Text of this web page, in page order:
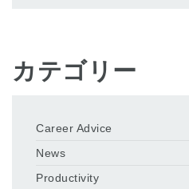
カテゴリー
Career Advice
News
Productivity